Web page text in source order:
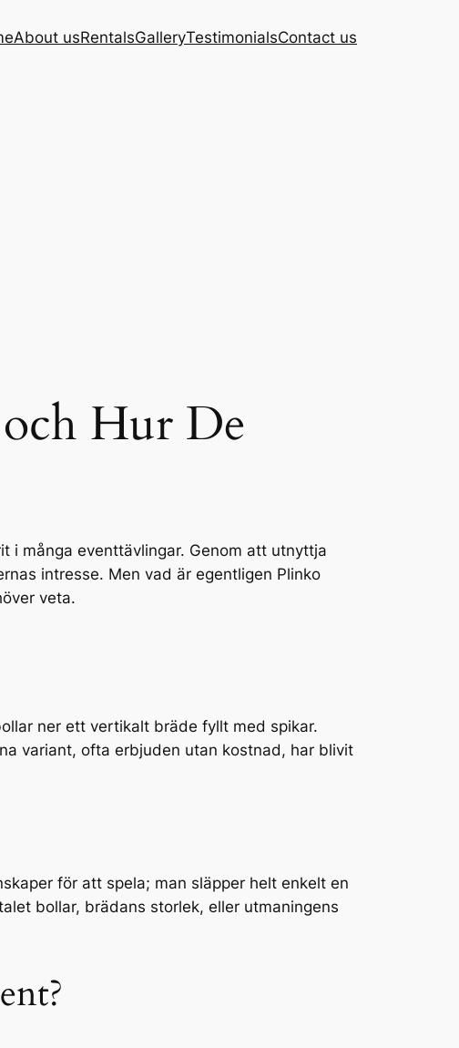
About usRentalsGalleryTestimonialsContact us
Hur De
i många eventtävlingar. Genom att utnyttja
intresse. Men vad är egentligen Plinko
veta.
ner ett vertikalt bräde fyllt med spikar.
variant, ofta erbjuden utan kostnad, har blivit
för att spela; man släpper helt enkelt en
bollar, brädans storlek, eller utmaningens